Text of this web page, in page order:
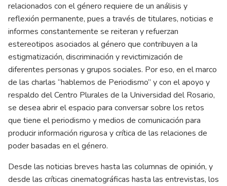
relacionados con el género requiere de un análisis y
reflexión permanente, pues a través de titulares, noticias e
informes constantemente se reiteran y refuerzan
estereotipos asociados al género que contribuyen a la
estigmatización, discriminación y revictimización de
diferentes personas y grupos sociales. Por eso, en el marco
de las charlas “hablemos de Periodismo” y con el apoyo y
respaldo del Centro Plurales de la Universidad del Rosario,
se desea abrir el espacio para conversar sobre los retos
que tiene el periodismo y medios de comunicación para
producir información rigurosa y crítica de las relaciones de
poder basadas en el género.
Desde las noticias breves hasta las columnas de opinión, y
desde las críticas cinematográficas hasta las entrevistas, los